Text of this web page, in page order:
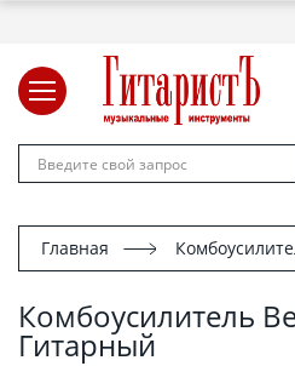
Главная
Комбоусилитель
Гитарный